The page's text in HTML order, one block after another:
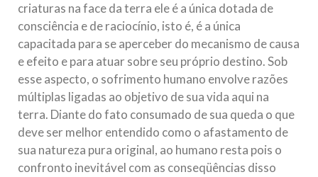
criaturas na face da terra ele é a única dotada de
consciência e de raciocínio, isto é, é a única
capacitada para se aperceber do mecanismo de causa
e efeito e para atuar sobre seu próprio destino. Sob
esse aspecto, o sofrimento humano envolve razões
múltiplas ligadas ao objetivo de sua vida aqui na
terra. Diante do fato consumado de sua queda o que
deve ser melhor entendido como o afastamento de
sua natureza pura original, ao humano resta pois o
confronto inevitável com as conseqüências disso